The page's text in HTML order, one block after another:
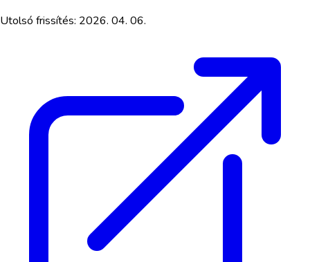
Utolsó frissítés: 2026. 04. 06.